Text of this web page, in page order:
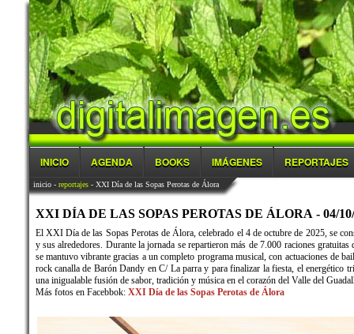
INICIO AGENDA BOOKS IMÁGENES REPORTAJES
inicio- reportajes- XXI Día de las Sopas Perotas de Álora
XXI DÍA DE LAS SOPAS PEROTAS DE ÁLORA - 04/
El XXI Día de las Sopas Perotas de Álora, celebrado el 4 de octubre de 2025, se
y sus alrededores. Durante la jornada se repartieron más de 7.000 raciones
se mantuvo vibrante gracias a un completo programa musical, con actuaciones de
rock canalla de Barón Dandy en C/ La parra y para finalizar la fiesta, el energético
una inigualable fusión de sabor, tradición y música en el corazón del Valle del
Más fotos en Facebbok: XXI Día de las Sopas Perotas de Álora